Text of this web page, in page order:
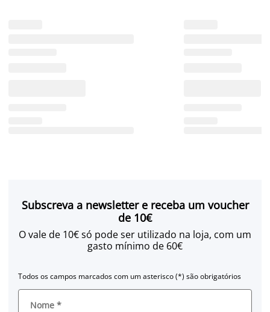
Subscreva a newsletter e receba um voucher
de 10€
O vale de 10€ só pode ser utilizado na loja, com um
gasto mínimo de 60€
Todos os campos marcados com um asterisco (*) são obrigatórios
Nome *